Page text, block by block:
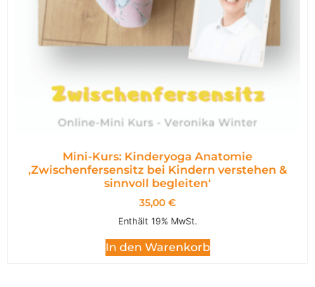
Mini-Kurs: Kinderyoga Anatomie
,Zwischenfersensitz bei Kindern verstehen &
sinnvoll begleiten‘
35,00 €
Enthält 19% MwSt.
In den Warenkorb